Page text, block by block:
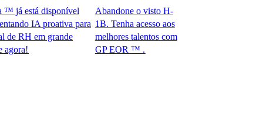
está disponível
IA proativa para
em grande
Abandone o visto H-
1B. Tenha acesso aos
melhores talentos com
GP EOR ™ .​​